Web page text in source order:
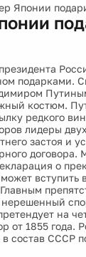
Японии
подарками.
костюм.
редкого
лидеры
застоя и
договора.
о
вступить
нерешенный
на
от 1855 года.
состав СССР